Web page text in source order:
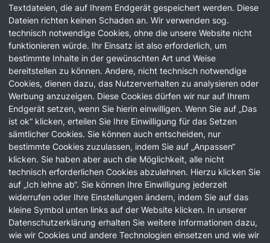
Laborservice
Information
Unternehmen
Qualität
Karriere
News
News
Podcast
Impressum
Datenschutz
Textdateien, die auf Ihrem Endgerät gespeichert werden. Diese
Dateien richten keinen Schaden an. Wir verwenden sog.
technisch notwendige Cookies, ohne die unsere Website nicht
funktionieren würde. Ihr Einsatz ist also erforderlich, um
bestimmte Inhalte in der gewünschten Art und Weise
bereitstellen zu können. Andere, nicht technisch notwendige
Cookies, dienen dazu, das Nutzerverhalten zu analysieren oder
Werbung anzuzeigen. Diese Cookies dürfen wir nur auf Ihrem
Endgerät setzen, wenn Sie hierin einwilligen. Wenn Sie auf „Das
ist ok“ klicken, erteilen Sie Ihre Einwilligung für das Setzen
sämtlicher Cookies. Sie können auch entscheiden, nur
bestimmte Cookies zuzulassen, indem Sie auf „Anpassen“
klicken. Sie haben aber auch die Möglichkeit, alle nicht
technisch erforderlichen Cookies abzulehnen. Hierzu klicken Sie
auf „Ich lehne ab“. Sie können Ihre Einwilligung jederzeit
widerrufen oder Ihre Einstellungen ändern, indem Sie auf das
kleine Symbol unten links auf der Website klicken. In unserer
Datenschutzerklärung erhalten Sie weitere Informationen dazu,
wie wir Cookies und andere Technologien einsetzen und wie wir